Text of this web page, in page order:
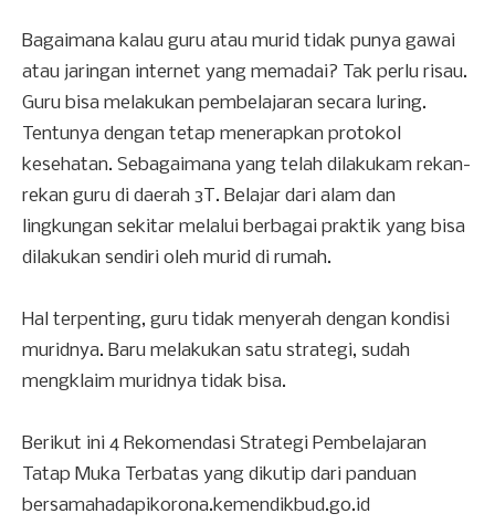
Bagaimana kalau guru atau murid tidak punya gawai
atau jaringan internet yang memadai? Tak perlu risau.
Guru bisa melakukan pembelajaran secara luring.
Tentunya dengan tetap menerapkan protokol
kesehatan. Sebagaimana yang telah dilakukam rekan-
rekan guru di daerah 3T. Belajar dari alam dan
lingkungan sekitar melalui berbagai praktik yang bisa
dilakukan sendiri oleh murid di rumah.
Hal terpenting, guru tidak menyerah dengan kondisi
muridnya. Baru melakukan satu strategi, sudah
mengklaim muridnya tidak bisa.
Berikut ini 4 Rekomendasi Strategi Pembelajaran
Tatap Muka Terbatas yang dikutip dari panduan
bersamahadapikorona.kemendikbud.go.id